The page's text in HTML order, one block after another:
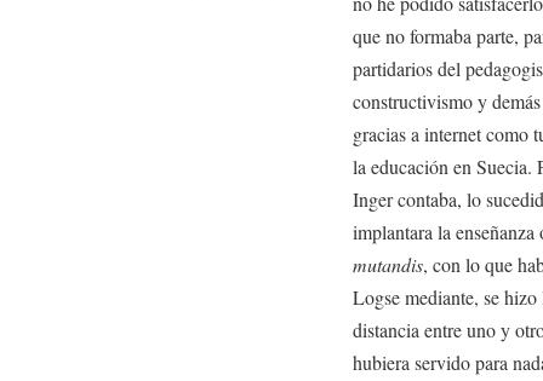
que no formaba parte,
partidarios del
constructivismo y
gracias a internet como
la educación en Suecia.
Inger contaba, lo
implantara la
mutandis, con lo que
Logse mediante, se
distancia entre uno y
hubiera servido para